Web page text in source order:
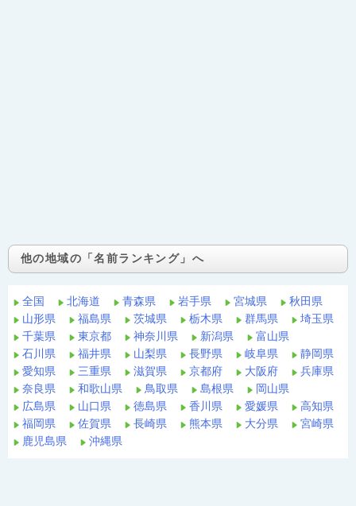
他の地域の「名前ランキング」へ
全国 北海道 青森県 岩手県 宮城県
秋田県
山形県
福島県 茨城県 栃木県 群馬県
埼玉県
千葉県
東京都 神奈川県 新潟県
富山県
石川県
福井県 山梨県 長野県 岐阜県
静岡県
愛知県
三重県 滋賀県 京都府 大阪府
兵庫県
奈良県
和歌山県 鳥取県 島根県
岡山県
広島県
山口県 徳島県 香川県 愛媛県
高知県
福岡県
佐賀県 長崎県 熊本県 大分県
宮崎県
鹿児島県
沖縄県